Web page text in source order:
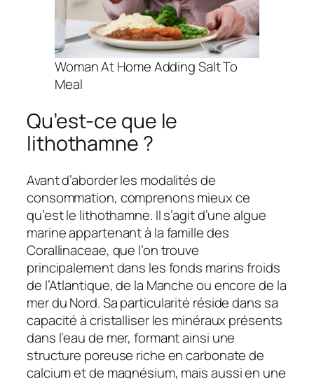
Woman At Home Adding Salt To
Meal
Qu’est-ce que le
lithothamne ?
Avant d’aborder les modalités de
consommation, comprenons mieux ce
qu’est le lithothamne. Il s’agit d’une algue
marine appartenant à la famille des
Corallinaceae, que l’on trouve
principalement dans les fonds marins froids
de l’Atlantique, de la Manche ou encore de la
mer du Nord. Sa particularité réside dans sa
capacité à cristalliser les minéraux présents
dans l’eau de mer, formant ainsi une
structure poreuse riche en carbonate de
calcium et de magnésium, mais aussi en une